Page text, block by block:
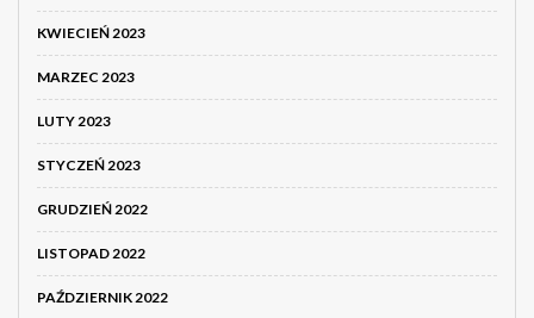
KWIECIEŃ 2023
MARZEC 2023
LUTY 2023
STYCZEŃ 2023
GRUDZIEŃ 2022
LISTOPAD 2022
PAŹDZIERNIK 2022